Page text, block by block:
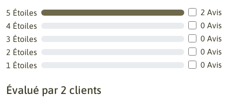
5 Étoiles
2 Avis
4 Étoiles
0 Avis
3 Étoiles
0 Avis
2 Étoiles
0 Avis
1 Étoiles
0 Avis
Évalué par 2 clients